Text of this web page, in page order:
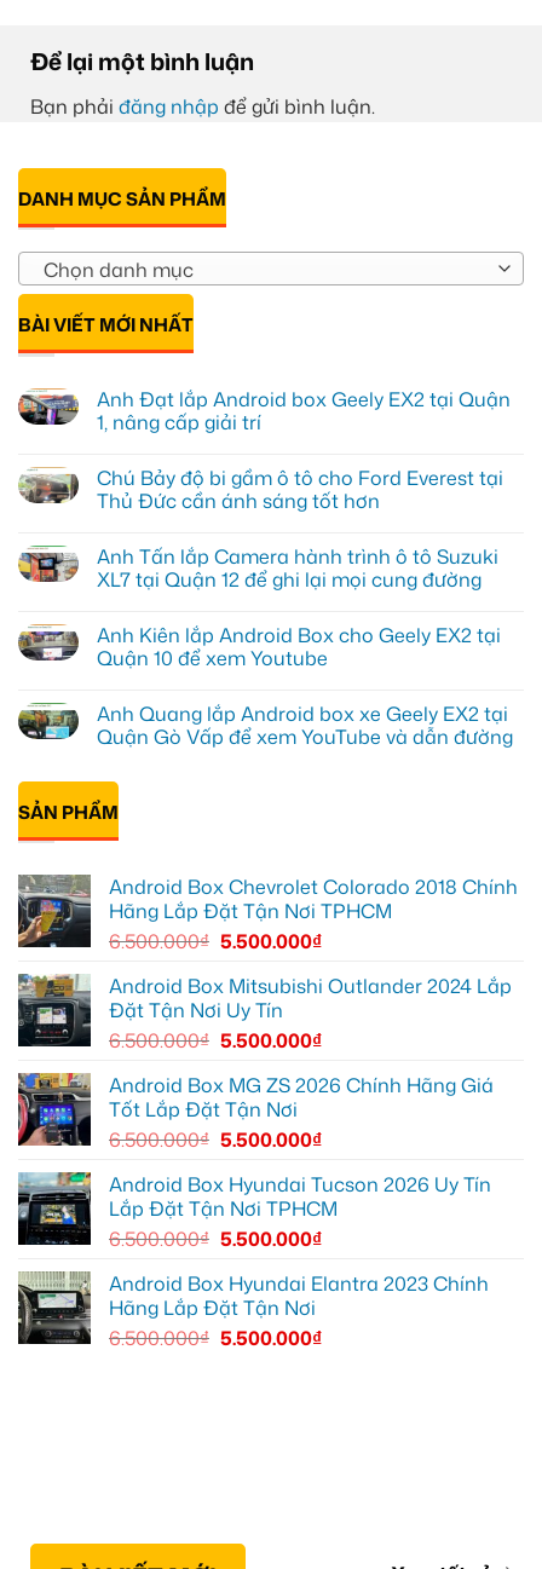
Để lại một bình luận
Bạn phải đăng nhập để gửi bình luận.
DANH MỤC SẢN PHẨM
Chọn danh mục
BÀI VIẾT MỚI NHẤT
Anh Đạt lắp Android box Geely EX2 tại Quận
1, nâng cấp giải trí
bình
luận
ở
lắp
Android
box
tại
Quận
1,
giải
trí
Chú Bảy độ bi gầm ô tô cho Ford Everest tại
Thủ Đức cần ánh sáng tốt hơn
bình
luận
ở
độ
bi
gầm
cho
Ford
Everest
Đức
cần
ánh
sáng
Anh Tấn lắp Camera hành trình ô tô Suzuki
XL7 tại Quận 12 để ghi lại mọi cung đường
bình
luận
ở
lắp
Camera
hành
Suzuki
XL7
tại
ghi
mọi
cung
Anh Kiên lắp Android Box cho Geely EX2 tại
Quận 10 để xem Youtube
bình
luận
ở
Android
Box
cho
tại
Quận
xem
Anh Quang lắp Android box xe Geely EX2 tại
Quận Gò Vấp để xem YouTube và dẫn đường
có
bình
luận
ở
Anh
Android
box
Geely
EX2
Quận
Gò
Vấp
xem
dẫn
đường
SẢN PHẨM
Android Box Chevrolet Colorado 2018 Chính
Hãng Lắp Đặt Tận Nơi TPHCM
6.500.000₫ 5.500.000₫
Android Box Mitsubishi Outlander 2024 Lắp
Đặt Tận Nơi Uy Tín
6.500.000₫ 5.500.000₫
Android Box MG ZS 2026 Chính Hãng Giá
Tốt Lắp Đặt Tận Nơi
6.500.000₫ 5.500.000₫
Android Box Hyundai Tucson 2026 Uy Tín
Lắp Đặt Tận Nơi TPHCM
6.500.000₫ 5.500.000₫
Android Box Hyundai Elantra 2023 Chính
Hãng Lắp Đặt Tận Nơi
6.500.000₫ 5.500.000₫